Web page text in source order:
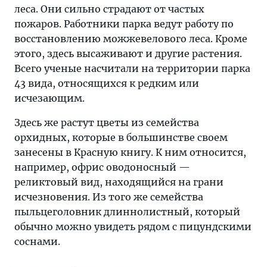
леса. Они сильно страдают от частых
пожаров. Работники парка ведут работу по
восстановлению можжевелового леса. Кроме
этого, здесь высаживают и другие растения.
Всего ученые насчитали на территории парка
43 вида, относящихся к редким или
исчезающим.
Здесь же растут цветы из семейства
орхидных, которые в большинстве своем
занесены в Красную книгу. К ним относится,
например, офрис оводоносный —
реликтовый вид, находящийся на грани
исчезновения. Из того же семейства
пыльцеголовник длиннолистный, который
обычно можно увидеть рядом с пицундскими
соснами.